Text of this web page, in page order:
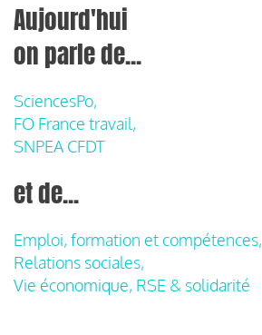
Aujourd'hui
on parle de...
SciencesPo,
FO France travail,
SNPEA CFDT
et de...
Emploi, formation et compétences,
Relations sociales,
Vie économique, RSE & solidarité